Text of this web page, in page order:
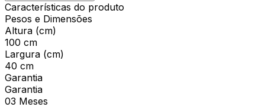
Características do produto
Pesos e Dimensões
Altura (cm)
100 cm
Largura (cm)
40 cm
Garantia
Garantia
03 Meses